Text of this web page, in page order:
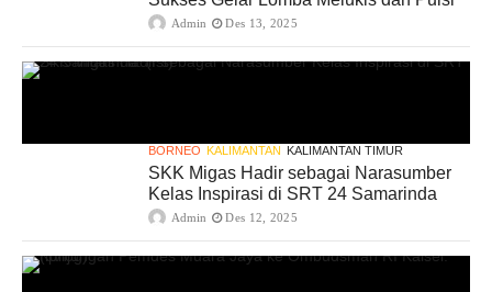
Admin Des 13, 2025
BORNEO KALIMANTAN KALIMANTAN TIMUR
SKK Migas Hadir sebagai Narasumber
Kelas Inspirasi di SRT 24 Samarinda
Admin Des 12, 2025